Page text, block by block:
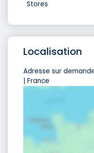
Stores
Localisation
Adresse sur
| France